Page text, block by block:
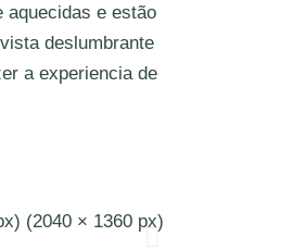
aquecidas e estão
deslumbrante
a experiencia de